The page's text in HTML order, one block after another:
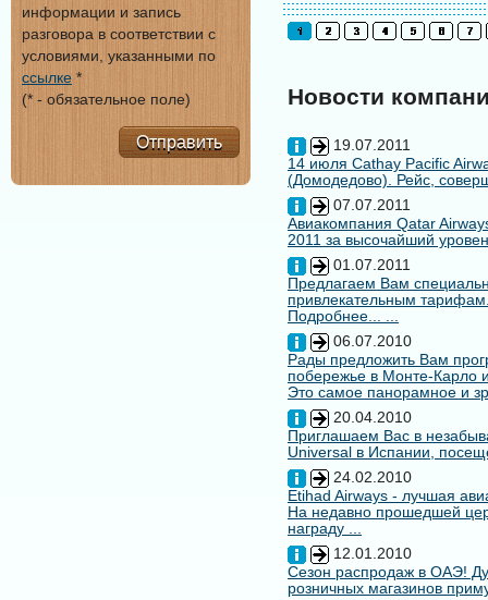
Новости
19.07.2011
14 июля Cathay Pacific
(Домодедово). Рейс,
07.07.2011
Авиакомпания Qatar
2011 за высочайший
01.07.2011
Предлагаем Вам
привлекательным
Подробнее... ...
06.07.2010
Рады предложить Вам
побережье в Монте-Карло
Это самое панорамное и
20.04.2010
Приглашаем Вас в
Universal в Испании,
24.02.2010
Etihad Airways - лучшая
На недавно прошедшей
награду ...
12.01.2010
Сезон распродаж в ОАЭ!
розничных магазинов
информации и запись
разговора в соответствии с
условиями, указанными по
ссылке *
(* - обязательное поле)
Отправить